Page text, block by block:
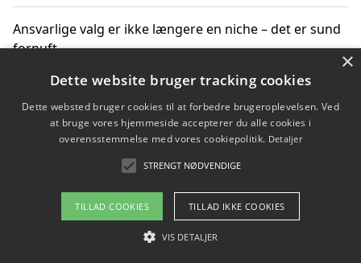
Ansvarlige valg er ikke længere en niche – det er sund
fornuft
Sådan kan du handle bæredygtigt og bestil med
faktura
Om / kontakt
Blog Betingelser
×
Dette website bruger tracking cookies
Dette websted bruger cookies til at forbedre brugeroplevelsen. Ved
at bruge vores hjemmeside accepterer du alle cookies i
overensstemmelse med vores cookiepolitik. Detaljer
STRENGT NØDVENDIGE
TILLAD COOKIES TILLAD IKKE COOKIES
VIS DETALJER